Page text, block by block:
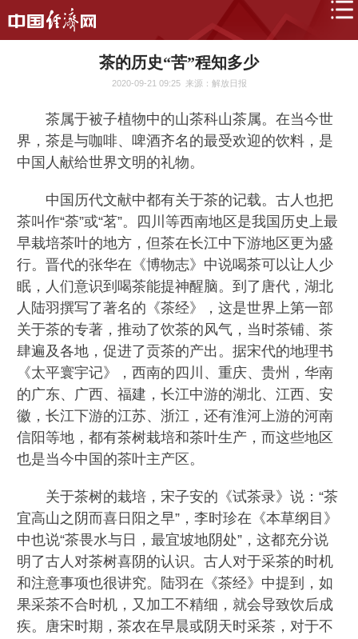
茶的历史“苦”程知多少
2020-09-21 09:25 来源：解放日报
茶属于被子植物中的山茶科山茶属。在当今世
界，茶是与咖啡、啤酒齐名的最受欢迎的饮料，是
中国人献给世界文明的礼物。
中国历代文献中都有关于茶的记载。古人也把
茶叫作“荼”或“茗”。四川等西南地区是我国历史上最
早栽培茶叶的地方，但茶在长江中下游地区更为盛
行。晋代的张华在《博物志》中说喝茶可以让人少
眠，人们意识到喝茶能提神醒脑。到了唐代，湖北
人陆羽撰写了著名的《茶经》，这是世界上第一部
关于茶的专著，推动了饮茶的风气，当时茶铺、茶
肆遍及各地，促进了贡茶的产出。据宋代的地理书
《太平寰宇记》，西南的四川、重庆、贵州，华南
的广东、广西、福建，长江中游的湖北、江西、安
徽，长江下游的江苏、浙江，还有淮河上游的河南
信阳等地，都有茶树栽培和茶叶生产，而这些地区
也是当今中国的茶叶主产区。
关于茶树的栽培，宋子安的《试茶录》说：“茶
宜高山之阴而喜日阳之早”，李时珍在《本草纲目》
中也说“茶畏水与日，最宜坡地阴处”，这都充分说
明了古人对茶树喜阴的认识。古人对于采茶的时机
和注意事项也很讲究。陆羽在《茶经》中提到，如
果采茶不合时机，又加工不精细，就会导致饮后成
疾。唐宋时期，茶农在早晨或阴天时采茶，对于不